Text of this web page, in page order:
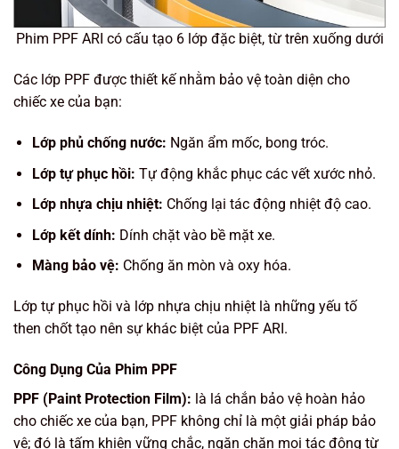
Phim PPF ARI có cấu tạo 6 lớp đặc biệt, từ trên xuống dưới
Các lớp PPF được thiết kế nhằm bảo vệ toàn diện cho
chiếc xe của bạn:
Lớp phủ chống nước: Ngăn ẩm mốc, bong tróc.
Lớp tự phục hồi: Tự động khắc phục các vết xước nhỏ.
Lớp nhựa chịu nhiệt: Chống lại tác động nhiệt độ cao.
Lớp kết dính: Dính chặt vào bề mặt xe.
Màng bảo vệ: Chống ăn mòn và oxy hóa.
Lớp tự phục hồi và lớp nhựa chịu nhiệt là những yếu tố
then chốt tạo nên sự khác biệt của PPF ARI.
Công Dụng Của Phim PPF
PPF (Paint Protection Film): là lá chắn bảo vệ hoàn hảo
cho chiếc xe của bạn, PPF không chỉ là một giải pháp bảo
vệ; đó là tấm khiên vững chắc, ngăn chặn mọi tác động từ